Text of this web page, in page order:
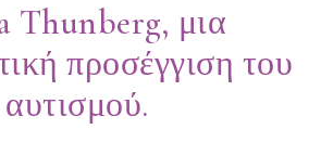
Thunberg, μια
προσέγγιση του
αυτισμού.